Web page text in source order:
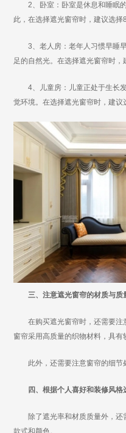
2、卧室：卧室是休息和睡眠的
此，在选择遮光窗帘时，建议选
3、老人房：老年人习惯早睡早
足的自然光。在选择遮光窗帘时，
4、儿童房：儿童正处于生长发
觉环境。在选择遮光窗帘时，建
三、注意遮光窗帘的材质与质
在购买遮光窗帘时，还需要注
窗帘采用高质量的织物材料，具有
此外，还需要注意窗帘的细节
四、根据个人喜好和装修风格
除了遮光率和材质质量外，还
款式和颜色。